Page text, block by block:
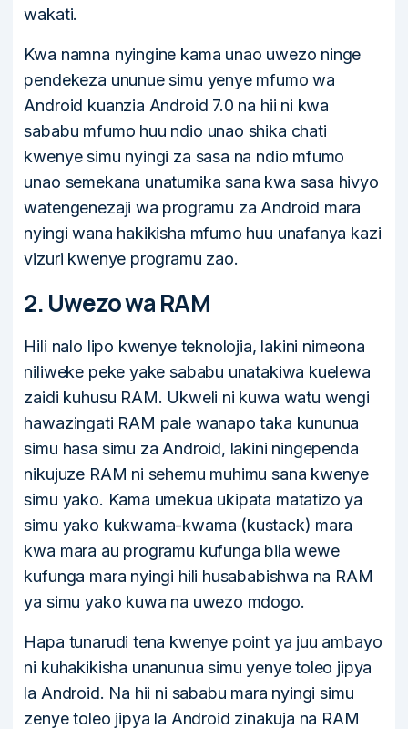
wakati.
Kwa namna nyingine kama unao uwezo ninge
pendekeza ununue simu yenye mfumo wa
Android kuanzia Android 7.0 na hii ni kwa
sababu mfumo huu ndio unao shika chati
kwenye simu nyingi za sasa na ndio mfumo
unao semekana unatumika sana kwa sasa hivyo
watengenezaji wa programu za Android mara
nyingi wana hakikisha mfumo huu unafanya kazi
vizuri kwenye programu zao.
2. Uwezo wa RAM
Hili nalo lipo kwenye teknolojia, lakini nimeona
niliweke peke yake sababu unatakiwa kuelewa
zaidi kuhusu RAM. Ukweli ni kuwa watu wengi
hawazingati RAM pale wanapo taka kununua
simu hasa simu za Android, lakini ningependa
nikujuze RAM ni sehemu muhimu sana kwenye
simu yako. Kama umekua ukipata matatizo ya
simu yako kukwama-kwama (kustack) mara
kwa mara au programu kufunga bila wewe
kufunga mara nyingi hili husababishwa na RAM
ya simu yako kuwa na uwezo mdogo.
Hapa tunarudi tena kwenye point ya juu ambayo
ni kuhakikisha unanunua simu yenye toleo jipya
la Android. Na hii ni sababu mara nyingi simu
zenye toleo jipya la Android zinakuja na RAM